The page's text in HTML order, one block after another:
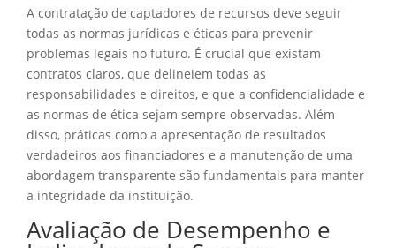
A contratação de captadores de recursos deve seguir
todas as normas jurídicas e éticas para prevenir
problemas legais no futuro. É crucial que existam
contratos claros, que delineiem todas as
responsabilidades e direitos, e que a confidencialidade e
as normas de ética sejam sempre observadas. Além
disso, práticas como a apresentação de resultados
verdadeiros aos financiadores e a manutenção de uma
abordagem transparente são fundamentais para manter
a integridade da instituição.
Avaliação de Desempenho e